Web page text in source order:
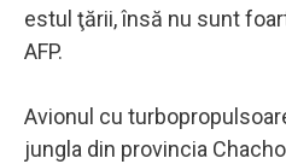
estul ţării, însă nu sunt
AFP.
Avionul cu
jungla din provincia